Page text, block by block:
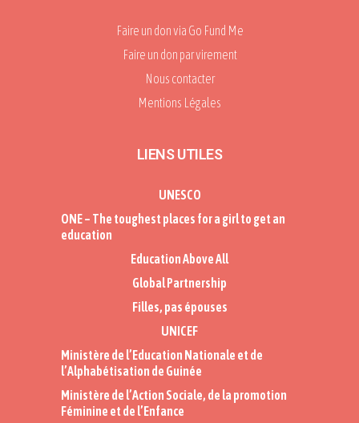
Faire un don via Go Fund Me
Faire un don par virement
Nous contacter
Mentions Légales
LIENS UTILES
UNESCO
ONE – The toughest places for a girl to get an
education
Education Above All
Global Partnership
Filles, pas épouses
UNICEF
Ministère de l’Education Nationale et de
l’Alphabétisation de Guinée
Ministère de l’Action Sociale, de la promotion
Féminine et de l’Enfance